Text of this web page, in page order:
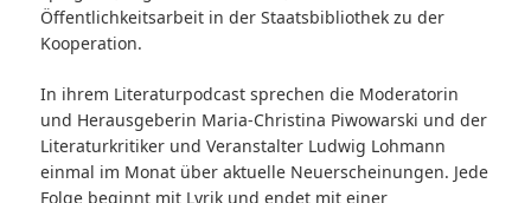
Öffentlichkeitsarbeit in der Staatsbibliothek zu der
Kooperation.
In ihrem Literaturpodcast sprechen die Moderatorin
und Herausgeberin Maria-Christina Piwowarski und der
Literaturkritiker und Veranstalter Ludwig Lohmann
einmal im Monat über aktuelle Neuerscheinungen. Jede
Folge beginnt mit Lyrik und endet mit einer